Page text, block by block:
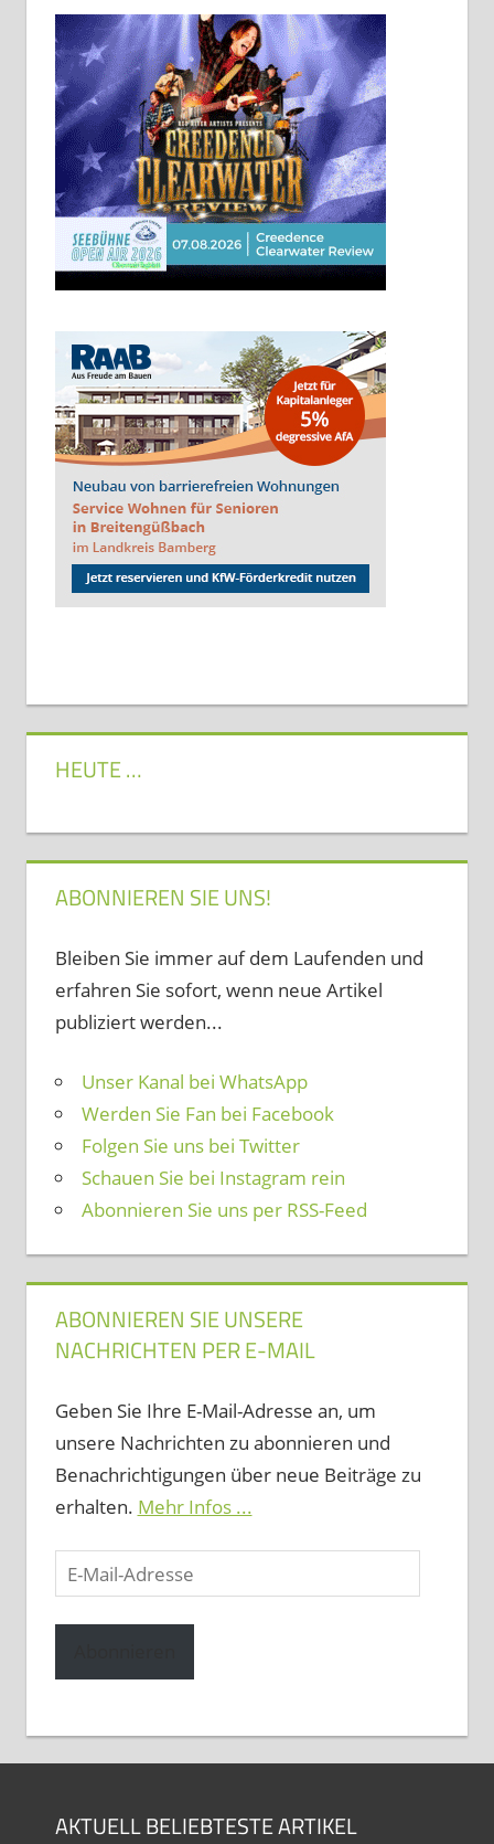
HEUTE …
ABONNIEREN SIE UNS!
Bleiben Sie immer auf dem Laufenden und
erfahren Sie sofort, wenn neue Artikel
publiziert werden...
Unser Kanal bei WhatsApp
Werden Sie Fan bei Facebook
Folgen Sie uns bei Twitter
Schauen Sie bei Instagram rein
Abonnieren Sie uns per RSS-Feed
ABONNIEREN SIE UNSERE
NACHRICHTEN PER E-MAIL
Geben Sie Ihre E-Mail-Adresse an, um
unsere Nachrichten zu abonnieren und
Benachrichtigungen über neue Beiträge zu
erhalten. Mehr Infos ...
E-
Mail-
Adresse
AKTUELL BELIEBTESTE ARTIKEL